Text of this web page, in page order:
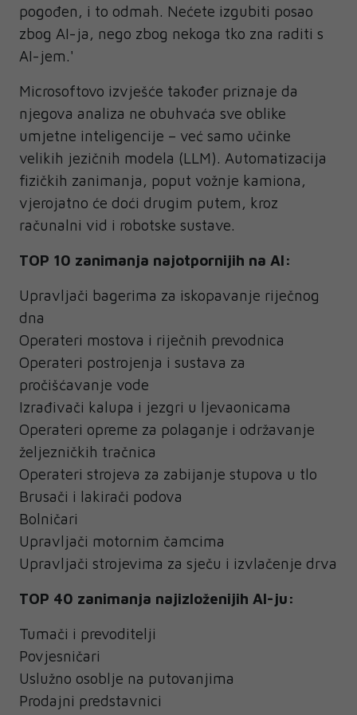
pogođen, i to odmah. Nećete izgubiti posao
zbog AI-ja, nego zbog nekoga tko zna raditi s
AI-jem.'
Microsoftovo izvješće također priznaje da
njegova analiza ne obuhvaća sve oblike
umjetne inteligencije – već samo učinke
velikih jezičnih modela (LLM). Automatizacija
fizičkih zanimanja, poput vožnje kamiona,
vjerojatno će doći drugim putem, kroz
računalni vid i robotske sustave.
TOP 10 zanimanja najotpornijih na AI:
Upravljači bagerima za iskopavanje riječnog
dna
Operateri mostova i riječnih prevodnica
Operateri postrojenja i sustava za
pročišćavanje vode
Izrađivači kalupa i jezgri u ljevaonicama
Operateri opreme za polaganje i održavanje
željezničkih tračnica
Operateri strojeva za zabijanje stupova u tlo
Brusači i lakirači podova
Bolničari
Upravljači motornim čamcima
Upravljači strojevima za sječu i izvlačenje drva
TOP 40 zanimanja najizloženijih AI-ju:
Tumači i prevoditelji
Povjesničari
Uslužno osoblje na putovanjima
Prodajni predstavnici